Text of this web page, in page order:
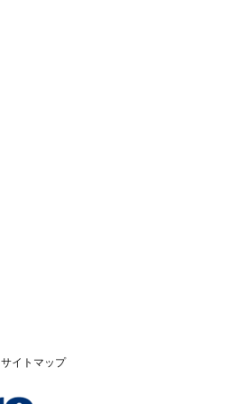
サイトマップ